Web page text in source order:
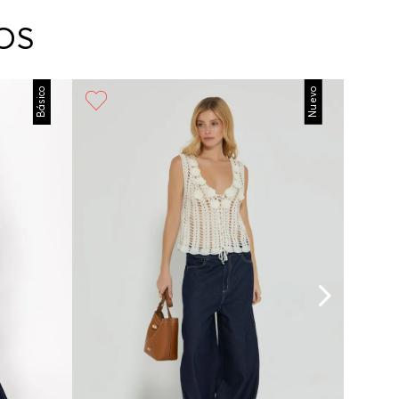
la recogida del producto en la dirección
Básico Nuevo